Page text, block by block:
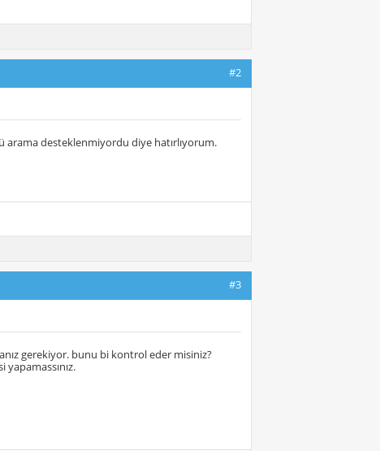
#2
arama desteklenmiyordu diye hatırlıyorum.
#3
gerekiyor. bunu bi kontrol eder misiniz?
yapamassınız.